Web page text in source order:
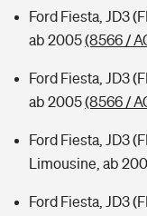
Ford Fiesta, JD3
ab 2005(8566 /
Ford Fiesta, JD3
ab 2005(8566 /
Ford Fiesta, JD3
Limousine, ab
Ford Fiesta, JD3